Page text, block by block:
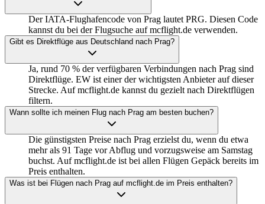
Der IATA-Flughafencode von Prag lautet PRG. Diesen Code
kannst du bei der Flugsuche auf mcflight.de verwenden.
Gibt es Direktflüge aus Deutschland nach Prag?
Ja, rund 70 % der verfügbaren Verbindungen nach Prag sind
Direktflüge. EW ist einer der wichtigsten Anbieter auf dieser
Strecke. Auf mcflight.de kannst du gezielt nach Direktflügen
filtern.
Wann sollte ich meinen Flug nach Prag am besten buchen?
Die günstigsten Preise nach Prag erzielst du, wenn du etwa
mehr als 91 Tage vor Abflug und vorzugsweise am Samstag
buchst. Auf mcflight.de ist bei allen Flügen Gepäck bereits im
Preis enthalten.
Was ist bei Flügen nach Prag auf mcflight.de im Preis enthalten?